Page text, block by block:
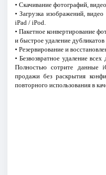
• Скачивание фотографий,
• Загрузка изображений,
iPad / iPod.
• Пакетное конвертирование
и быстрое удаление
• Резервирование и
• Безвозвратное удаление
Полностью сотрите данные
продажи без раскрытия
повторного использования в